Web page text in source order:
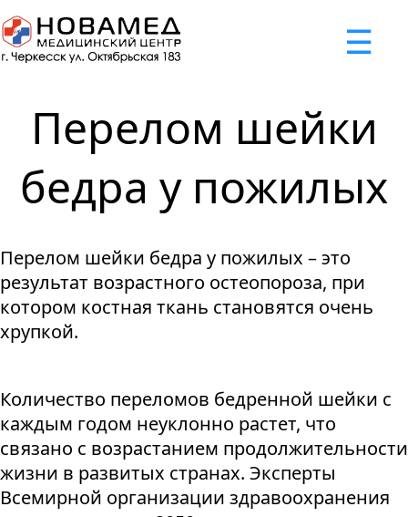
☰
x
Задать вопрос
Я принимаю
данных."
Отправить вопрос
Успешно
Мы свяжемся с вами в ближайшее время
Неудача
Некорректно введен номер телефона
Неудача
Отклонена капча
Неудача
Не введено имя или вопрос
Неудача
Не принято соглашение
Перелом шейки
бедра у пожилых
Перелом шейки бедра у пожилых – это
результат возрастного остеопороза, при
котором костная ткань становятся очень
хрупкой.
Количество переломов бедренной шейки с
каждым годом неуклонно растет, что
связано с возрастанием продолжительности
жизни в развитых странах. Эксперты
Всемирной организации здравоохранения